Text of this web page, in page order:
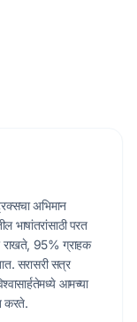
अभिमान
भाषांतरांसाठी परत
राखते, 95% ग्राहक
सरासरी सत्र
आमच्या
करते.